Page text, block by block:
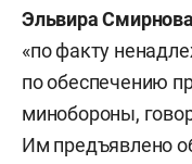
Эльвира Смирнова
«по факту
по обеспечению
минобороны,
Им предъявлено